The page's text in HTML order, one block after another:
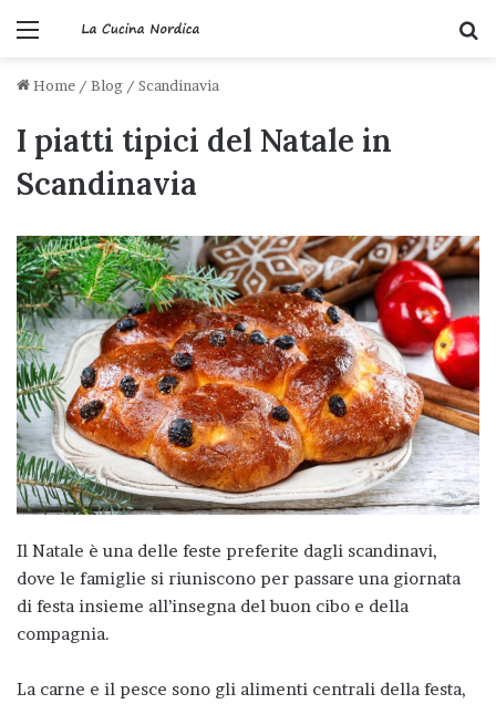
Menu
Home / Blog / Scandinavia
I piatti tipici del Natale in
Scandinavia
Il Natale è una delle feste preferite dagli scandinavi,
dove le famiglie si riuniscono per passare una giornata
di festa insieme all’insegna del buon cibo e della
compagnia.
La carne e il pesce sono gli alimenti centrali della festa,